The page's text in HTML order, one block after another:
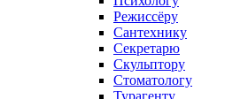
Режиссёру
Сантехнику
Секретарю
Скульптору
Стоматологу